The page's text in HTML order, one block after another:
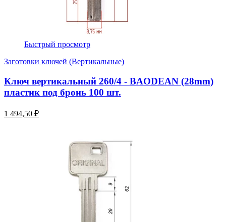
Быстрый просмотр
Заготовки ключей (Вертикальные)
Ключ вертикальный 260/4 - BAODEAN (28mm)
пластик под бронь 100 шт.
1 494,50 ₽